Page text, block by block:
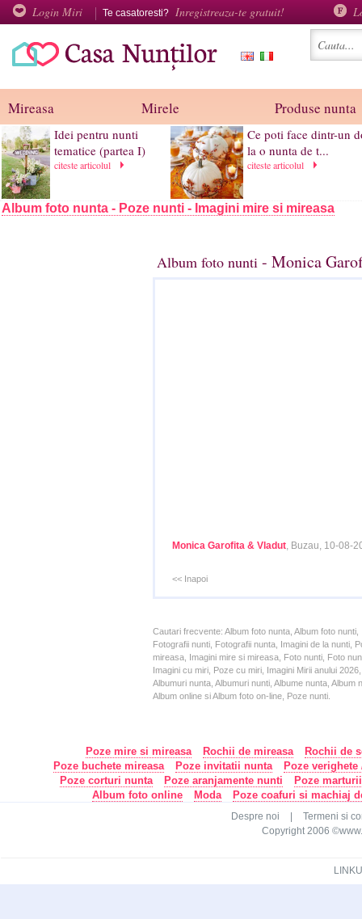
Login Miri Te casatoresti? Inregistreaza-te gratuit!
Mireasa Mirele Produse nunta
Idei pentru nunti
tematice (partea I)
citeste articolul
Ce poti face dintr-un
la o nunta de t...
citeste articolul
Album foto nunta - Poze nunti - Imagini mire si mireasa
Album foto nunti - Monica
Monica Garofita & Vladut, Buzau, 10-08-
<< Inapoi
Cautari frecvente: Album foto nunta, Album foto
Fotografii nunti, Fotografii nunta, Imagini de la nunti,
mireasa, Imagini mire si mireasa, Foto nunti, Foto
Imagini cu miri, Poze cu miri, Imagini Mirii anului
Albumuri nunta, Albumuri nunti, Albume nunta,
Album online si Album foto on-line, Poze nunti.
Poze mire si mireasa Rochii de mireasa
Rochii de
Poze buchete mireasa
Poze invitatii nunta
Poze
Poze corturi nunta
Poze aranjamente nunti
Poze
Album foto online
Moda Poze coafuri si machiaj
Despre noi
Termeni si
Copyright 2006